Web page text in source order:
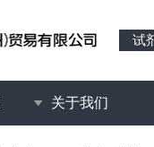
试
关于我们